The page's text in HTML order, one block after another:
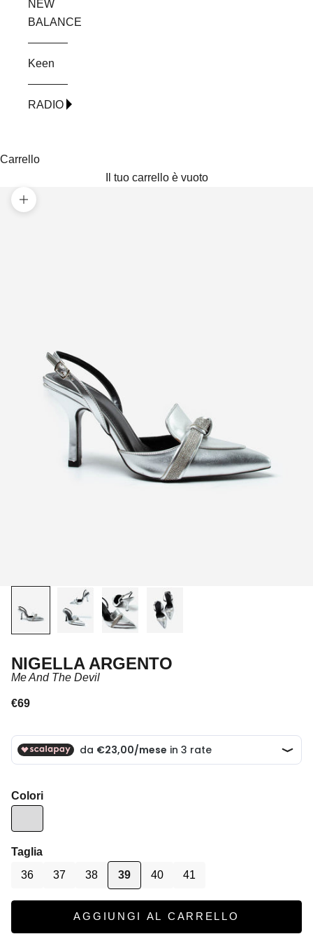
NEW
BALANCE
Keen
RADIO
Carrello
Il tuo carrello è vuoto
Ingrandisci immagine
NIGELLA ARGENTO
Me And The Devil
Prezzo scontato
€69
Colori
Taglia
36
37 38 39 40 41
AGGIUNGI AL CARRELLO